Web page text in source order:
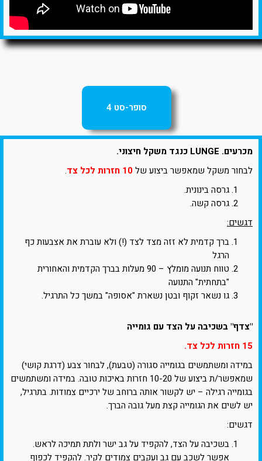
סופר-סט 4
מכרעים. LUNGE כנגד משקל חיצוני.
לבחור משקל שמאפשר ביצוע של10 חזרות לכל צד
.
גרסה בינונית.
גרסה קשה.
דגשים:
ברך קדמית לא זזה מצד לצד (!) ולא עוברת את אצבעות כף
הרגל
טווח תנועה מומלץ – 90 מעלות בברך הקדמית והאחורית
"בתחתית" התנועה
גו נשאר זקוף ובטן נשארת "אסופה" במשך כל התרגיל.
"צדף" בשכיבה על הצד עם גומייה
15 חזרות לכל צד.
במידה ומשתמשים בגומייה סגורה (טבעת), לבחור צבע (דרגת קושי)
שמאפשר/ת ביצוע של 10-20 חזרות באיכות טובה. במידה ומשתמשים
בגומייה רגילה – יש לקשור אותה ברוחב של ירכיים צמודות. בתרגיל,
יש לשים את הגומייה קצת מעל גובה הברך.
דגשים:
בשכיבה על הצד, להקפיד על גב ישר ולתת תמיכה לראש.
אפשר לשכב עם גב ועקבים צמודים לקיר. להקפיד לכפוף